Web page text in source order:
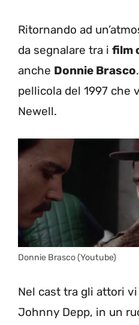
Ritornando ad
da segnalare tra i film
anche Donnie Brasco
pellicola del 1997 che
Newell.
Donnie Brasco (Youtube)
Nel cast tra gli attori
Johnny Depp, in un